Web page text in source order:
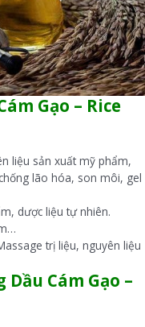
Gạo – Rice
liệu sản xuất mỹ phẩm,
lão hóa, son môi, gel
dược liệu tự nhiên.
trị liệu, nguyên liệu
Dầu Cám Gạo –